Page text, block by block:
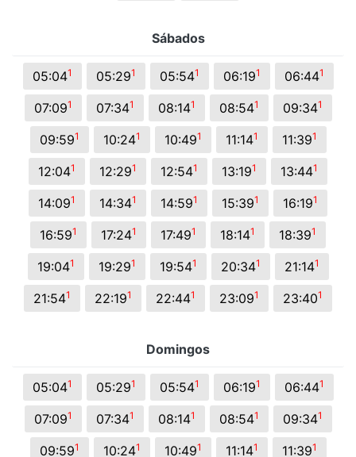
Sábados
05:041 05:291 05:541 06:191 06:441
07:091 07:341 08:141 08:541 09:341
09:591 10:241 10:491 11:141 11:391
12:041 12:291 12:541 13:191 13:441
14:091 14:341 14:591 15:391 16:191
16:591 17:241 17:491 18:141 18:391
19:041 19:291 19:541 20:341 21:141
21:541 22:191 22:441 23:091 23:401
Domingos
05:041 05:291 05:541 06:191 06:441
07:091 07:341 08:141 08:541 09:341
09:591 10:241 10:491 11:141 11:391